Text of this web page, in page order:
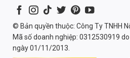
© Bản quyền thuộc: Công Ty TNHH
Mã số doanh nghiệp: 0312530919
ngày 01/11/2013.